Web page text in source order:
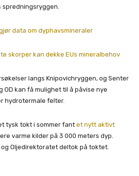
data om dyphavsmineraler
skorper kan dekke EUs mineralbehov
langs Knipovichryggen, og Senter
kan få mulighet til å påvise nye
hydrotermale felter.
tysk tokt i sommer fant et nytt aktivt
varme kilder på 3 000 meters dyp.
Oljedirektoratet deltok på toktet.